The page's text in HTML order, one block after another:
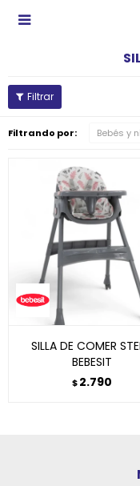

Filtrando por: Bebés y
SILLA DE COMER
BEBESIT
$ 2.790